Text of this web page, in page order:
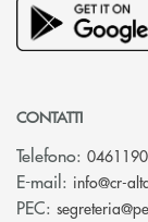
CONTATTI
Telefono:
E-mail: info@cr-
PEC: